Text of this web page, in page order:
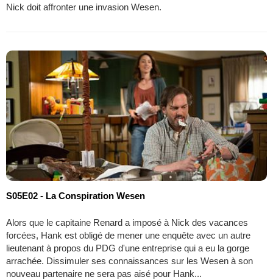
Nick doit affronter une invasion Wesen.
S05E02 - La Conspiration Wesen
Alors que le capitaine Renard a imposé à Nick des vacances
forcées, Hank est obligé de mener une enquête avec un autre
lieutenant à propos du PDG d'une entreprise qui a eu la gorge
arrachée. Dissimuler ses connaissances sur les Wesen à son
nouveau partenaire ne sera pas aisé pour Hank...